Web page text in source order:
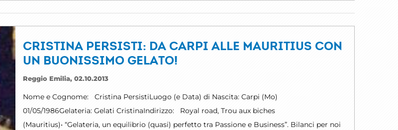
CRISTINA PERSISTI: DA CARPI ALLE MAURITIUS CON
UN BUONISSIMO GELATO!
Reggio Emilia, 02.10.2013
Nome e Cognome: Cristina PersistiLuogo (e Data) di Nascita: Carpi (Mo)
01/05/1986Gelateria: Gelati CristinaIndirizzo: Royal road, Trou aux biches
(Mauritius)• “Gelateria, un equilibrio (quasi) perfetto tra Passione e Business”. Bilanci per noi